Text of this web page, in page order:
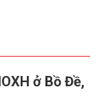
ở Bồ Đề,